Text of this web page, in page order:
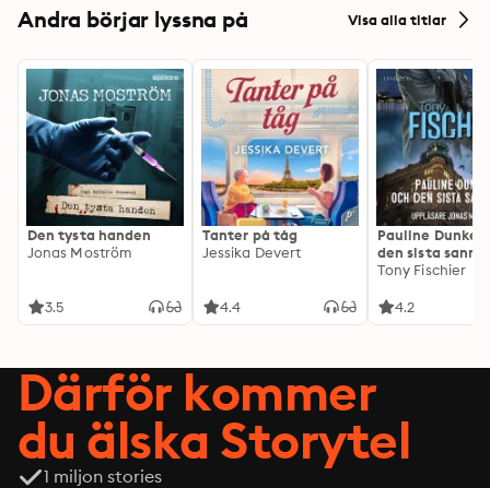
Andra börjar lyssna på Visa alla titlar
Den tysta handen
Jonas Moström
3.5
Tanter på tåg
Jessika Devert
4.4
Pauline Dunker
den sista
Tony Fischier
4.2
Därför kommer
du älska Storytel
1 miljon stories